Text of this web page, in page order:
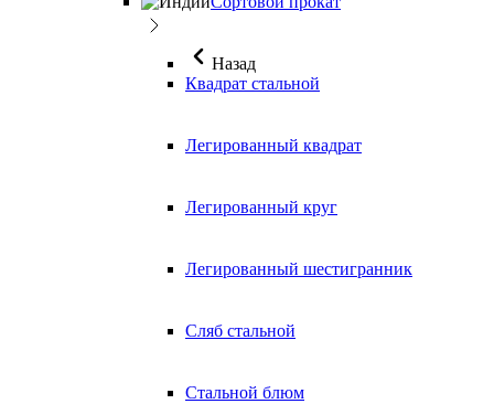
Назад
Квадрат стальной
Легированный квадрат
Легированный круг
Легированный шестигранник
Сляб стальной
Стальной блюм